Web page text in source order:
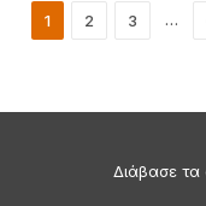
1 2 3 …
Διάβασε τα